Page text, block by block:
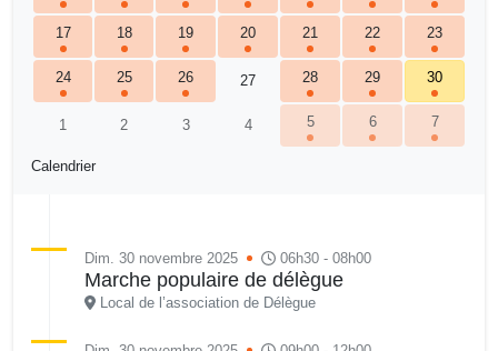
Calendrier
17 18 19 20 21 22 23
24 25 26 27 28 29 30
1 2 3 4 5 6 7
Dim. 30 novembre 2025 06h30 - 08h00
Marche populaire de délègue
Local de l’association de Délègue